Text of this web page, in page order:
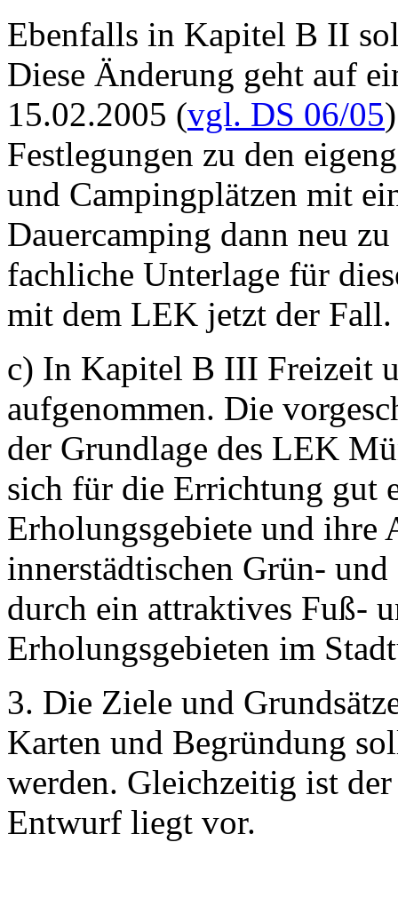
Ebenfalls in Kapitel B II
Diese Änderung geht auf
15.02.2005 (vgl. DS 06/05
Festlegungen zu den
und Campingplätzen mit
Dauercamping dann neu
fachliche Unterlage für
mit dem LEK jetzt der Fall.
c) In Kapitel B III Freizeit
aufgenommen. Die
der Grundlage des LEK
sich für die Errichtung gut
Erholungsgebiete und
innerstädtischen Grün-
durch ein attraktives Fuß-
Erholungsgebieten im
3. Die Ziele und
Karten und Begründung
werden. Gleichzeitig ist
Entwurf liegt vor.